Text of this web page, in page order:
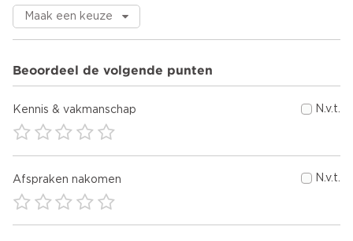
Beoordeel de volgende punten
Kennis & vakmanschap N.v.t.
Afspraken nakomen N.v.t.